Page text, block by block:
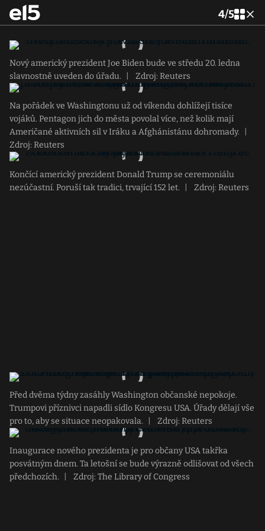
4/5
Nový americký prezident Joe Biden bude ve středu 20. ledna
slavnostně uveden do úřadu.
Zdroj: Reuters
Na pořádek ve Washingtonu už od víkendu dohlížejí tisíce
vojáků. Pentagon jich do města povolal více, než kolik mají
Američané aktivních sil v Iráku a Afghánistánu dohromady.
Zdroj: Reuters
Končící americký prezident Donald Trump se ceremoniálu
nezúčastní. Poruší tak tradici, trvající 152 let.
Zdroj: Reuters
Před dvěma týdny zasáhly Washington občanské nepokoje.
Trumpovi příznivci napadli sídlo Kongresu USA. Úřady dělají vše
pro to, aby se situace neopakovala.
Zdroj: Reuters
Inaugurace nového prezidenta je pro občany USA takřka
posvátným dnem. Ta letošní se bude výrazně odlišovat od všech
předchozích.
Zdroj: The Library of Congress